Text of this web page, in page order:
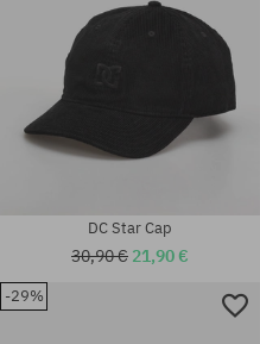
DC Star Cap
30,90 € 21,90 €
-29%